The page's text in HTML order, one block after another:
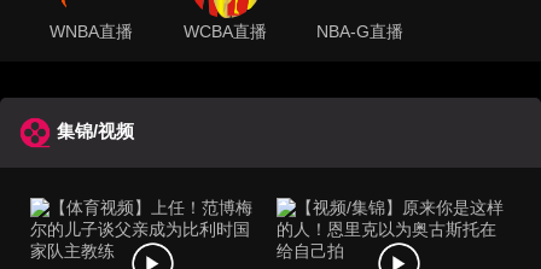
WNBA直播 WCBA直播 NBA-G直播
集锦/视频